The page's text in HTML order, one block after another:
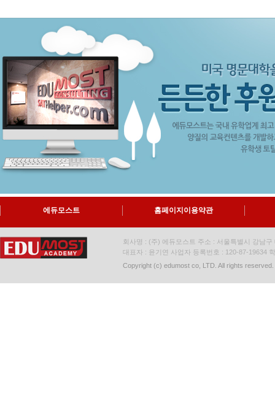
에듀모스트 홈페이지이용약관
회사명 : (주) 에듀모스트 주소 : 서울특별시 강남
대표자 : 윤기연 사업자 등록번호 : 120-87-19634
Copyright (c) edumost co, LTD. All rights reserved.